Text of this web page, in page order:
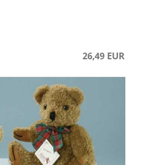
26,49 EUR